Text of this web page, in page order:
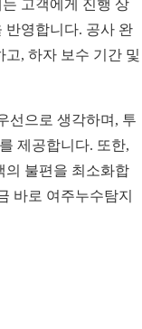
고객에게 진행 상
반영합니다. 공사 완
고, 하자 보수 기간 및
선으로 생각하며, 투
제공합니다. 또한,
의 불편을 최소화합
바로 여주누수탐지